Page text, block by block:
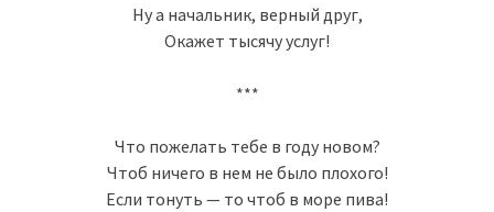
Ну а начальник, верный друг,
Окажет тысячу услуг!
***
Что пожелать тебе в году новом?
Чтоб ничего в нем не было плохого!
Если тонуть — то чтоб в море пива!